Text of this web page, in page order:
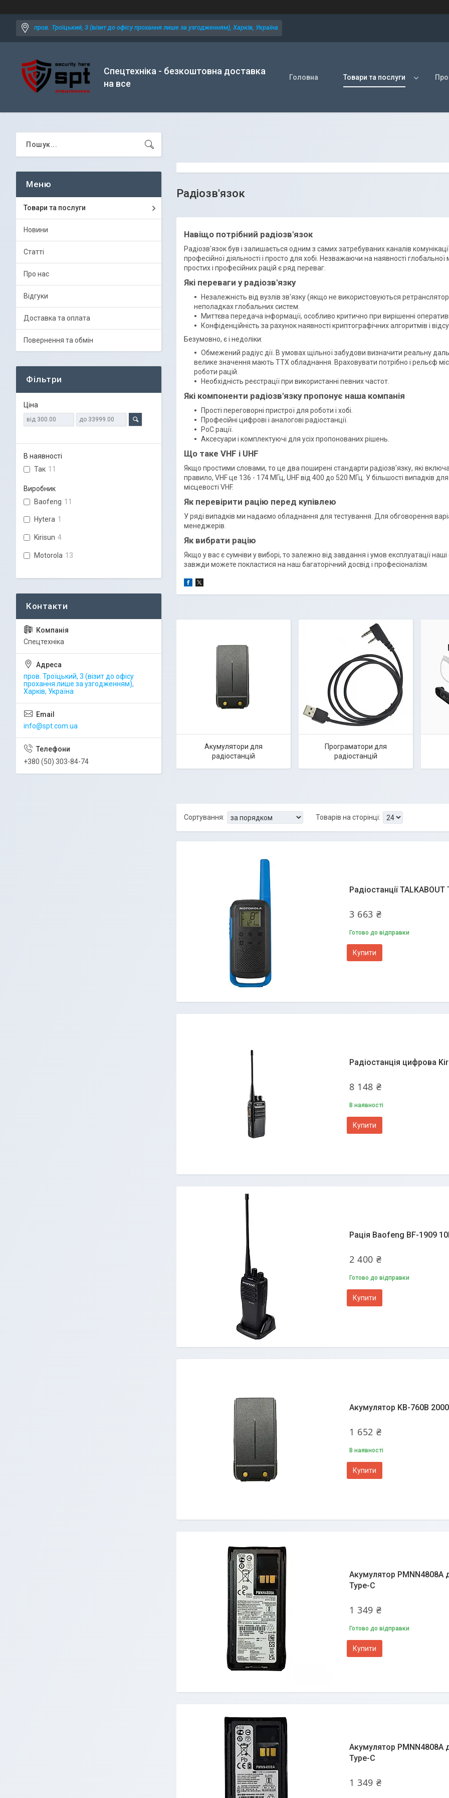
пров. Троїцький, 3 (візит до офісу прохання лише за узгодженням), Харків, Україна
Спецтехніка - безкоштовна доставка
на все
Головна Товари та послуги
Радіозв'язок
Навіщо потрібний радіозв'язок
Радіозв'язок був і залишається одним з самих затребуваних каналів
професійної діяльності і просто для хобі. Незважаючи на наявності глобальної
простих і професійних рацій є ряд переваг.
Які переваги у радіозв'язку
Незалежність від вузлів зв'язку (якщо не використовуються
неполадках глобальних систем.
Миттєва передача інформації, особливо критично при вирішенні
Конфіденційність за рахунок наявності криптографічних алгоритмів і
Безумовно, є і недоліки:
Обмежений радіус дії. В умовах щільної забудови визначити реальну
велике значення мають ТТХ обладнання. Враховувати потрібно і рельєф
роботи рацій.
Необхідність реєстрації при використанні певних частот.
Які компоненти радіозв'язку пропонує наша компанія
Прості переговорні пристрої для роботи і хобі.
Професійні цифрові і аналогові радіостанції.
PoC рації.
Аксесуари і комплектуючі для усіх пропонованих рішень.
Що таке VHF і UHF
Якщо простими словами, то це два поширені стандарти радіозв'язку, які
правило, VHF це 136 - 174 МГц, UHF від 400 до 520 МГц. У більшості випадків
місцевості VHF.
Як перевірити рацію перед купівлею
У ряді випадків ми надаємо обладнання для тестування. Для обговорення
менеджерів.
Як вибрати рацію
Якщо у вас є сумніви у виборі, то залежно від завдання і умов експлуатації
завжди можете покластися на наш багаторічний досвід і професіоналізм.
Акумулятори для
радіостанцій
Програматори для
радіостанцій
Радіостанції
3 663 ₴
Готово до відправки
Купити
Радіостанція цифрова
8 148 ₴
В наявності
Купити
Рація Baofeng BF-1909
2 400 ₴
Готово до відправки
Купити
Акумулятор KB-760B
1 652 ₴
В наявності
Купити
Акумулятор PMNN4808A
Type-C
1 349 ₴
Готово до відправки
Купити
Акумулятор PMNN4808A
Type-C
1 349 ₴
Товари та послуги
Новини
Статті
Про нас
Відгуки
Доставка та оплата
Повернення та обмін
Фільтри
Ціна
В наявності
Так 11
Виробник
Baofeng 11
Hytera 1
Kirisun 4
Motorola 13
Спецтехніка
пров. Троїцький, 3 (візит до офісу
прохання лише за узгодженням),
Харків, Україна
info@spt.com.ua
+380 (50) 303-84-74